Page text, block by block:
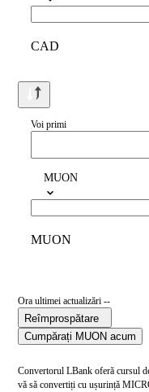
CAD
Voi primi
MUON
MUON
Ora ultimei actualizări --
Reîmprospătare
Cumpărați MUON acum
Convertorul LBank oferă cursul
vă să convertiți cu ușurință